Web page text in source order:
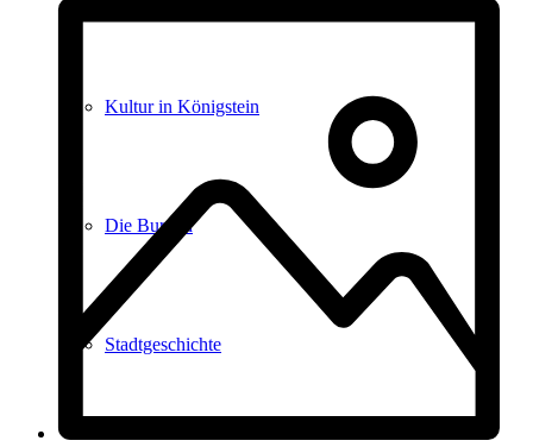
Kultur in Königstein
Die Burgen
Stadtgeschichte